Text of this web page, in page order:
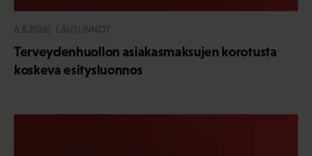
6.8.2026 LAUSUNNOT
Terveydenhuollon asiakasmaksujen korotusta
koskeva esitysluonnos